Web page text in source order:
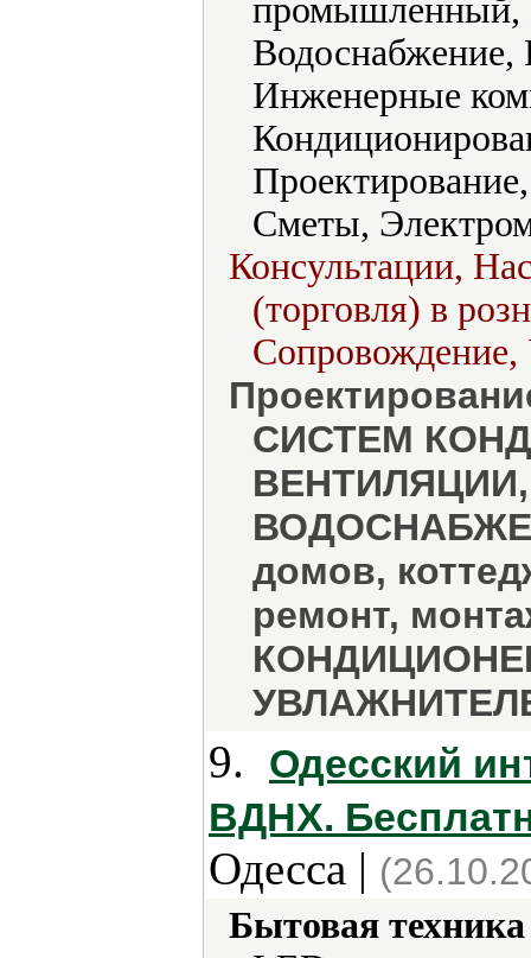
промышленный,
Инженерные
Сметы,
Консультации,
(торговля) в
Сопровождение,
СИСТЕМ
домов,
ремонт,
9.
Одесский
ВДНХ.
Одесса |
Бытовая